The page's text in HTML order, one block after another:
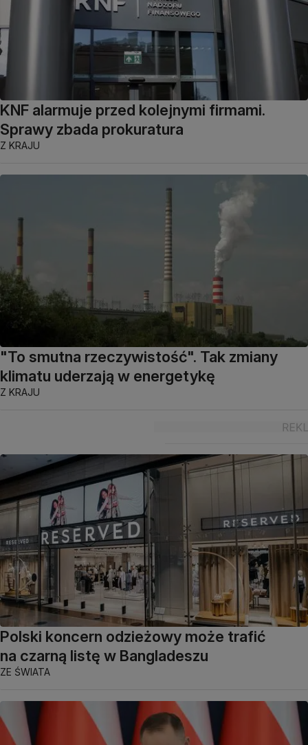
KNF alarmuje przed kolejnymi firmami.
Sprawy zbada prokuratura
Z KRAJU
"To smutna rzeczywistość". Tak zmiany
klimatu uderzają w energetykę
Z KRAJU
Polski koncern odzieżowy może trafić
na czarną listę w Bangladeszu
ZE ŚWIATA